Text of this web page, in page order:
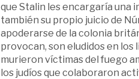
que Stalin les encargaría una
también su propio juicio de
apoderarse de la colonia
provocan, son eludidos en los
murieron víctimas del fuego
los judíos que colaboraron